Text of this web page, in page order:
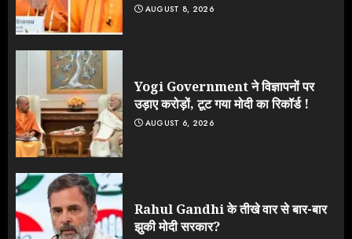
AUGUST 8, 2026
Yogi Government ने विज्ञापनों पर
उड़ाए करोड़ों, टूट गया मोदी का रिकॉर्ड !
AUGUST 6, 2026
Rahul Gandhi के तीखे वार से बार-बार
झुकी मोदी सरकार?